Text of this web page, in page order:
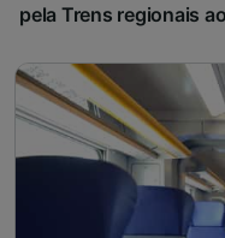
pela Trens regionais